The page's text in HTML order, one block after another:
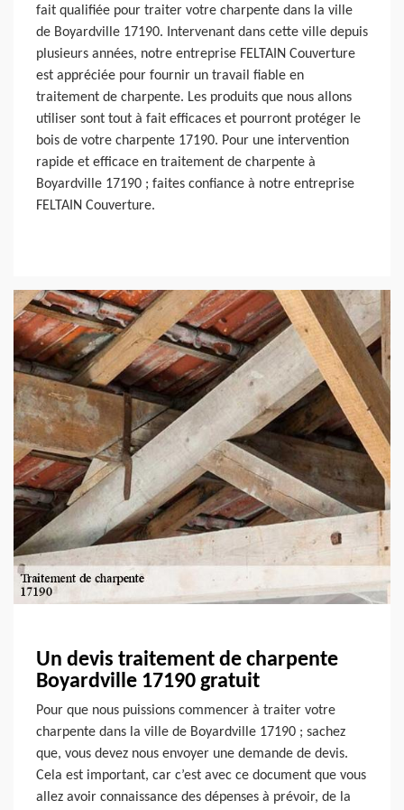
fait qualifiée pour traiter votre charpente dans la ville
de Boyardville 17190. Intervenant dans cette ville depuis
plusieurs années, notre entreprise FELTAIN Couverture
est appréciée pour fournir un travail fiable en
traitement de charpente. Les produits que nous allons
utiliser sont tout à fait efficaces et pourront protéger le
bois de votre charpente 17190. Pour une intervention
rapide et efficace en traitement de charpente à
Boyardville 17190 ; faites confiance à notre entreprise
FELTAIN Couverture.
Un devis traitement de charpente
Boyardville 17190 gratuit
Pour que nous puissions commencer à traiter votre
charpente dans la ville de Boyardville 17190 ; sachez
que, vous devez nous envoyer une demande de devis.
Cela est important, car c’est avec ce document que vous
allez avoir connaissance des dépenses à prévoir, de la